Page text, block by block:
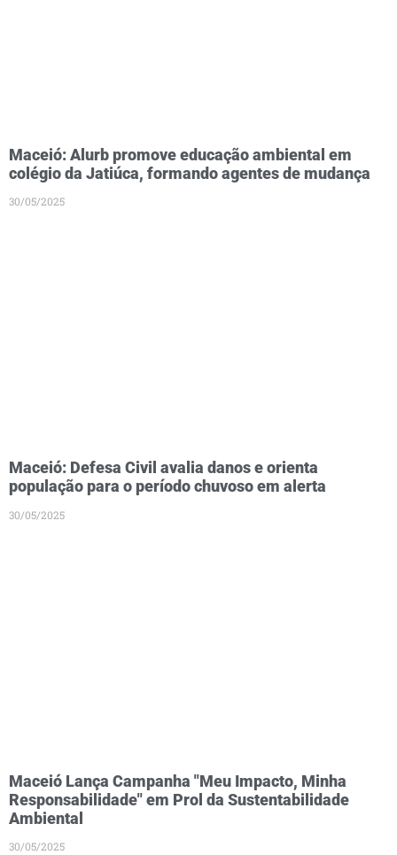
Maceió: Alurb promove educação ambiental em
colégio da Jatiúca, formando agentes de mudança
30/05/2025
Maceió: Defesa Civil avalia danos e orienta
população para o período chuvoso em alerta
30/05/2025
Maceió Lança Campanha "Meu Impacto, Minha
Responsabilidade" em Prol da Sustentabilidade
Ambiental
30/05/2025